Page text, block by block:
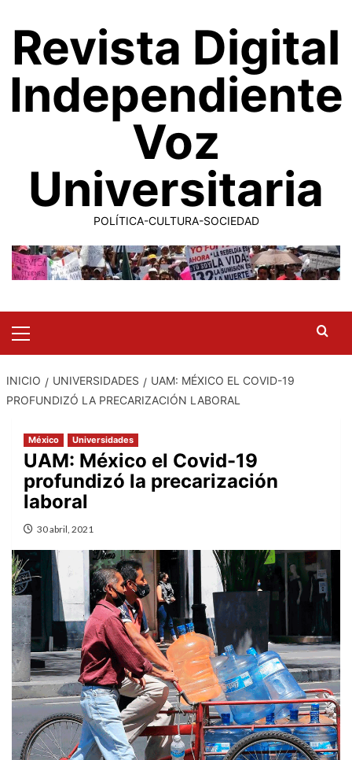
contenido
Revista Digital
Independiente
Voz
Universitaria
POLÍTICA-CULTURA-SOCIEDAD
Menu
INICIO UNIVERSIDADES
UAM: MÉXICO EL COVID-19
PROFUNDIZÓ LA PRECARIZACIÓN LABORAL
México Universidades
UAM: México el Covid-19
profundizó la precarización
laboral
30 abril, 2021